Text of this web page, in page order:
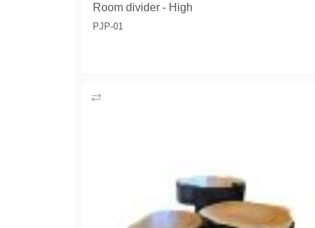
Room divider - High
PJP-01